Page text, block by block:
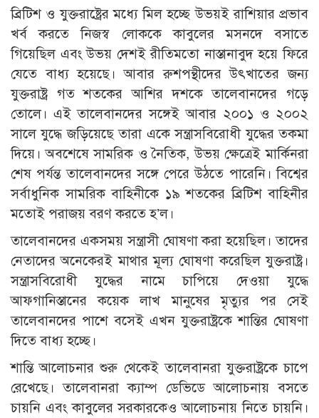
ব্রিটিশ ও যুক্তরাষ্ট্রের মধ্যে মিল হচ্ছে উভয়ই রাশিয়ার প্রভাব
খর্ব করতে নিজস্ব লোককে কাবুলের মসনদে বসাতে
গিয়েছিল এবং উভয় দেশই রীতিমতো নাস্তানাবুদ হয়ে ফিরে
যেতে বাধ্য হয়েছে। আবার রুশপন্থীদের উৎখাতের জন্য
যুক্তরাষ্ট্র গত শতকের আশির দশকে তালেবানদের গড়ে
তোলে। এই তালেবানদের সঙ্গেই আবার ২০০১ ও ২০০২
সালে যুদ্ধে জড়িয়েছে তারা একে সন্ত্রাসবিরোধী যুদ্ধের তকমা
দিয়ে। অবশেষে সামরিক ও নৈতিক, উভয় ক্ষেত্রেই মার্কিনরা
শেষ পর্যন্ত তালেবানদের সঙ্গে পেরে উঠতে পারেনি। বিশ্বের
সর্বাধুনিক সামরিক বাহিনীকে ১৯ শতকের ব্রিটিশ বাহিনীর
মতোই পরাজয় বরণ করতে হ’ল।
তালেবানদের একসময় সন্ত্রাসী ঘোষণা করা হয়েছিল। তাদের
নেতাদের অনেকেরই মাথার মূল্য ঘোষণা করেছিল যুক্তরাষ্ট্র।
সন্ত্রাসবিরোধী যুদ্ধের নামে চাপিয়ে দেওয়া যুদ্ধে
আফগানিস্তানের কয়েক লাখ মানুষের মৃত্যুর পর সেই
তালেবানদের পাশে বসেই এখন যুক্তরাষ্ট্রকে শান্তির ঘোষণা
দিতে বাধ্য হচ্ছে।
শান্তি আলোচনার শুরু থেকেই তালেবানরা যুক্তরাষ্ট্রকে চাপে
রেখেছে। তালেবানরা ক্যাম্প ডেভিডে আলোচনায় বসতে
চায়নি এবং কাবুলের সরকারকেও আলোচনায় নিতে চায়নি।